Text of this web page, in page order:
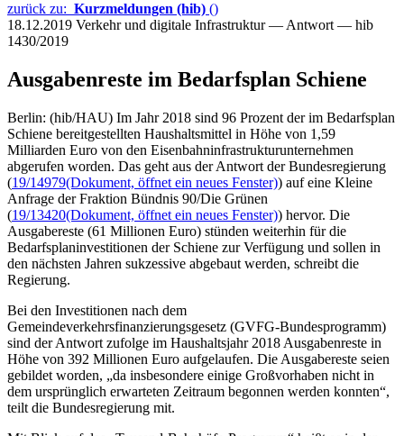
zurück zu: Kurzmeldungen (hib) ()
18.12.2019 Verkehr und digitale Infrastruktur — Antwort — hib
1430/2019
Ausgabenreste im Bedarfsplan Schiene
Berlin: (hib/HAU) Im Jahr 2018 sind 96 Prozent der im Bedarfsplan
Schiene bereitgestellten Haushaltsmittel in Höhe von 1,59
Milliarden Euro von den Eisenbahninfrastrukturunternehmen
abgerufen worden. Das geht aus der Antwort der Bundesregierung
(19/14979(Dokument, öffnet ein neues Fenster)) auf eine Kleine
Anfrage der Fraktion Bündnis 90/Die Grünen
(19/13420(Dokument, öffnet ein neues Fenster)) hervor. Die
Ausgabereste (61 Millionen Euro) stünden weiterhin für die
Bedarfsplaninvestitionen der Schiene zur Verfügung und sollen in
den nächsten Jahren sukzessive abgebaut werden, schreibt die
Regierung.
Bei den Investitionen nach dem
Gemeindeverkehrsfinanzierungsgesetz (GVFG-Bundesprogramm)
sind der Antwort zufolge im Haushaltsjahr 2018 Ausgabenreste in
Höhe von 392 Millionen Euro aufgelaufen. Die Ausgabereste seien
gebildet worden, „da insbesondere einige Großvorhaben nicht in
dem ursprünglich erwarteten Zeitraum begonnen werden konnten“,
teilt die Bundesregierung mit.